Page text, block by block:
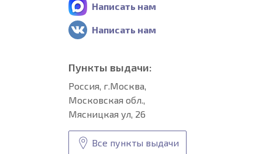
Написать нам
Написать нам
Пункты выдачи:
Россия, г.Москва,
Московская обл.,
Мясницкая ул, 26
Все пункты выдачи